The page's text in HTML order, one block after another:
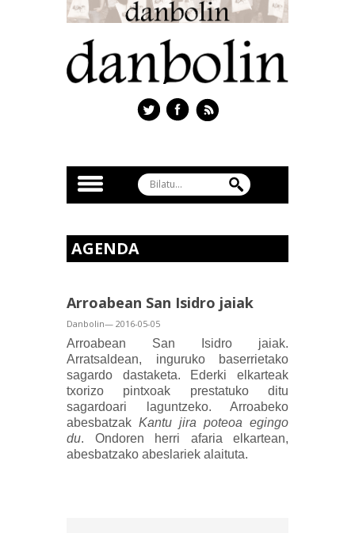
AGENDA
Arroabean San Isidro jaiak
Danbolin— 2016-05-05
Arroabean San Isidro jaiak.
Arratsaldean, inguruko baserrietako
sagardo dastaketa. Ederki elkarteak
txorizo pintxoak prestatuko ditu
sagardoari laguntzeko. Arroabeko
abesbatzak Kantu jira poteoa egingo
du. Ondoren herri afaria elkartean,
abesbatzako abeslariek alaituta.